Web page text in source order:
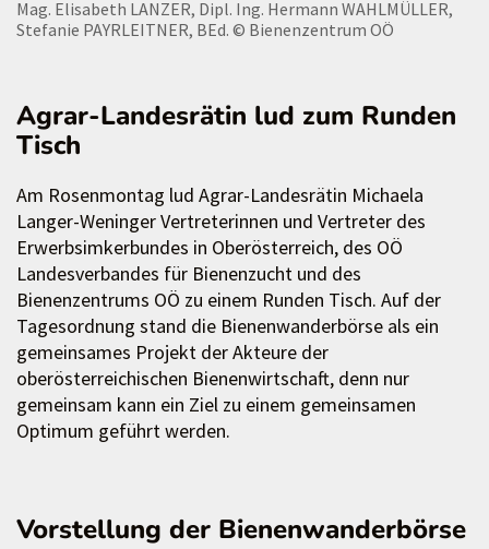
Mag. Elisabeth LANZER, Dipl. Ing. Hermann WAHLMÜLLER,
Stefanie PAYRLEITNER, BEd. © Bienenzentrum OÖ
Agrar-Landesrätin lud zum Runden
Tisch
Am Rosenmontag lud Agrar-Landesrätin Michaela
Langer-Weninger Vertreterinnen und Vertreter des
Erwerbsimkerbundes in Oberösterreich, des OÖ
Landesverbandes für Bienenzucht und des
Bienenzentrums OÖ zu einem Runden Tisch. Auf der
Tagesordnung stand die Bienenwanderbörse als ein
gemeinsames Projekt der Akteure der
oberösterreichischen Bienenwirtschaft, denn nur
gemeinsam kann ein Ziel zu einem gemeinsamen
Optimum geführt werden.
Vorstellung der Bienenwanderbörse